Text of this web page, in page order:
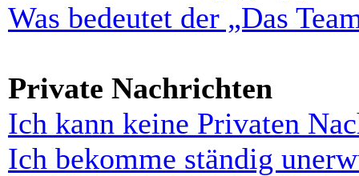
Was bedeutet der „Das
Private Nachrichten
Ich kann keine Privaten
Ich bekomme ständig